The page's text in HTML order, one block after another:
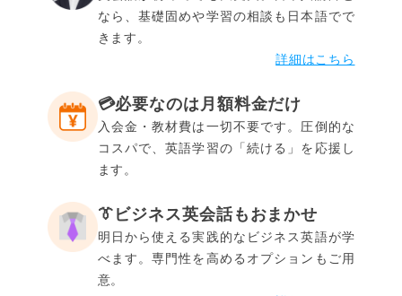
なら、基礎固めや学習の相談も日本語でで
きます。
詳細はこちら
💳️必要なのは月額料金だけ
入会金・教材費は一切不要です。圧倒的な
コスパで、英語学習の「続ける」を応援し
ます。
👔ビジネス英会話もおまかせ
明日から使える実践的なビジネス英語が学
べます。専門性を高めるオプションもご用
意。